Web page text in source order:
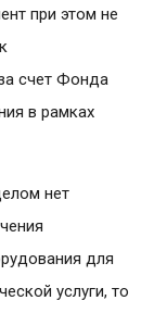
при этом не
счет Фонда
в рамках
нет
для
услуги, то